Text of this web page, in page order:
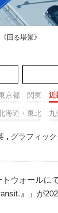
《回る塔景》
京都 関東 近
海道・東北 九
, グラフィッ
ウォールに
』」が